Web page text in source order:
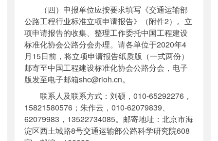
（四）申报单位应按要求填写《交通运输部
公路工程行业标准立项申请报告》（附件2）。立
项申请报告的收集、整理工作委托中国工程建设
标准化协会公路分会办理。请各单位于2020年4
月15日前，将立项申请报告纸质版（一式两份）
邮寄至中国工程建设标准化协会公路分会，电子
版发至电子邮箱shc@rioh.cn。
联系人及联系方式：刘硕，010-65292276，
15821580576；朱作云，010-62079839、
62079983，13522734085。邮寄地址：北京市海
淀区西土城路8号交通运输部公路科学研究院608